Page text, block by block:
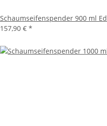
Schaumseifenspender 900 ml
157,90 € *